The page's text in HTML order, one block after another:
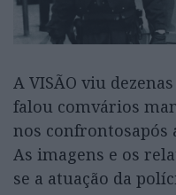
A VISÃO viu
falou comvários
nos confrontosapós
As imagens e os
se a atuação da